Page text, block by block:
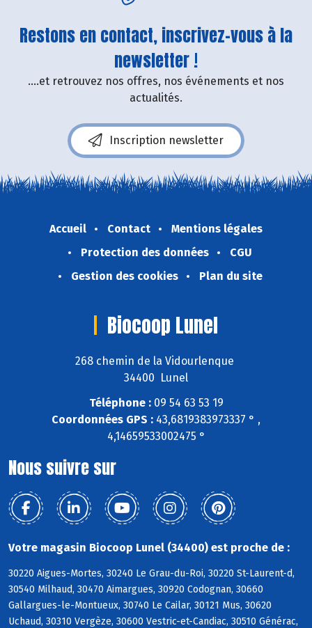
Restons en contact, inscrivez-vous à la
newsletter !
....et retrouvez nos offres, nos événements et nos
actualités.
Inscription newsletter
Accueil Contact
Mentions légales
Protection des données
CGU
Gestion des cookies
Plan du site
Biocoop Lunel
268 chemin de la Vidourlenque
34400 Lunel
Téléphone :09 54 63 53 19
Coordonnées GPS : 43,6819383973337 ° ,
4,14659533002475 °
Nous suivre sur
Votre magasin Biocoop Lunel (34400) est proche de :
30220 Aigues-Mortes, 30240 Le Grau-du-Roi, 30220 St-Laurent-d,
30540 Milhaud, 30470 Aimargues, 30920 Codognan, 30660
Gallargues-le-Montueux, 30740 Le Cailar, 30121 Mus, 30620
Uchaud, 30310 Vergèze, 30600 Vestric-et-Candiac, 30510 Générac,